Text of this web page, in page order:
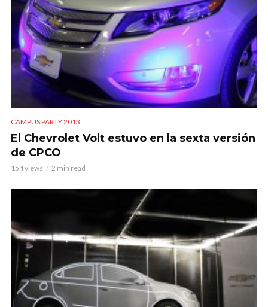
CAMPUS PARTY 2013
El Chevrolet Volt estuvo en la sexta versión
de CPCO
154 views 2 min read